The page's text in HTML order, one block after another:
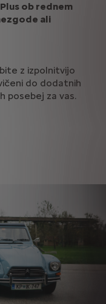
ob rednem
ali
z izpolnitvijo
do dodatnih
posebej za vas.